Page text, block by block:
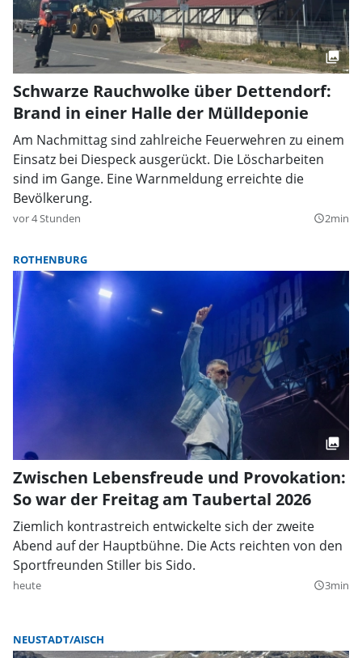
Schwarze Rauchwolke über Dettendorf:
Brand in einer Halle der Mülldeponie
Am Nachmittag sind zahlreiche Feuerwehren zu einem
Einsatz bei Diespeck ausgerückt. Die Löscharbeiten
sind im Gange. Eine Warnmeldung erreichte die
Bevölkerung.
vor 4 Stunden query_builder2min
ROTHENBURG
Zwischen Lebensfreude und Provokation:
So war der Freitag am Taubertal 2026
Ziemlich kontrastreich entwickelte sich der zweite
Abend auf der Hauptbühne. Die Acts reichten von den
Sportfreunden Stiller bis Sido.
heute query_builder3min
NEUSTADT/AISCH